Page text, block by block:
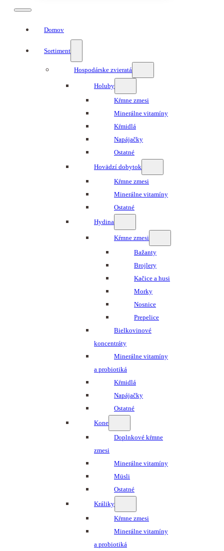
Domov
Sortiment
Hospodárske zvieratá
Holuby
Kŕmne zmesi
Minerálne vitamíny
Kŕmidlá
Napájačky
Ostatné
Hovädzí dobytok
Kŕmne zmesi
Minerálne vitamíny
Ostatné
Hydina
Kŕmne zmesi
Bažanty
Brojlery
Kačice a husi
Morky
Nosnice
Prepelice
Bielkovinové
koncentráty
Minerálne vitamíny
a probiotiká
Kŕmidlá
Napájačky
Ostatné
Kone
Doplnkové kŕmne
zmesi
Minerálne vitamíny
Müsli
Ostatné
Králiky
Kŕmne zmesi
Minerálne vitamíny
a probiotiká